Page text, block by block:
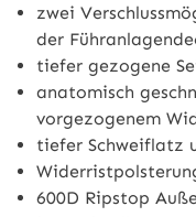
zwei
der
tiefer gezogene
anatomisch
vorgezogenem
tiefer Schweiflatz
600D Ripstop